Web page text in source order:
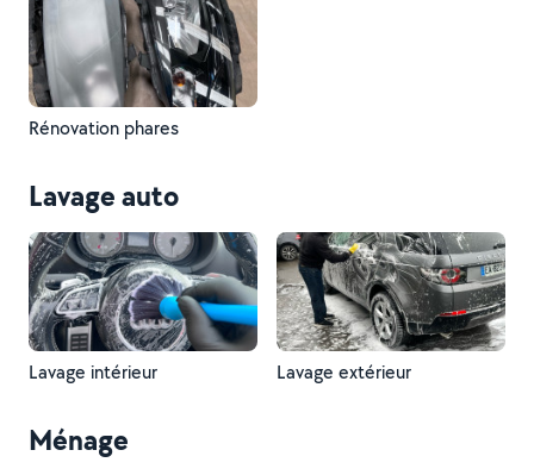
Rénovation phares
Lavage auto
Lavage intérieur Lavage extérieur
Ménage